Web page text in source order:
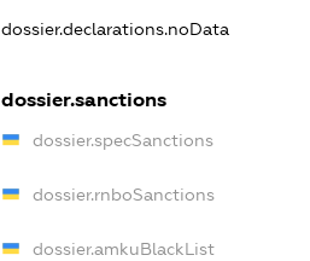
dossier.declarations.noData
dossier.sanctions
dossier.specSanctions
dossier.rnboSanctions
dossier.amkuBlackList